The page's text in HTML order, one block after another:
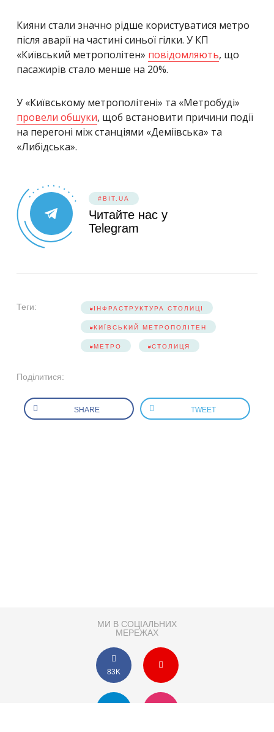
Кияни стали значно рідше користуватися метро
після аварії на частині синьої гілки. У КП
«Київський метрополітен» повідомляють, що
пасажирів стало менше на 20%.
У «Київському метрополітені» та «Метробуді»
провели обшуки, щоб встановити причини події
на перегоні між станціями «Деміївська» та
«Либідська».
#BIT.UA
Читайте нас у
Telegram
Теги: ІНФРАСТРУКТУРА СТОЛИЦІ
КИЇВСЬКИЙ МЕТРОПОЛІТЕН
МЕТРО СТОЛИЦЯ
Поділитися:
SHARE TWEET
МИ В СОЦІАЛЬНИХ
МЕРЕЖАХ
83K